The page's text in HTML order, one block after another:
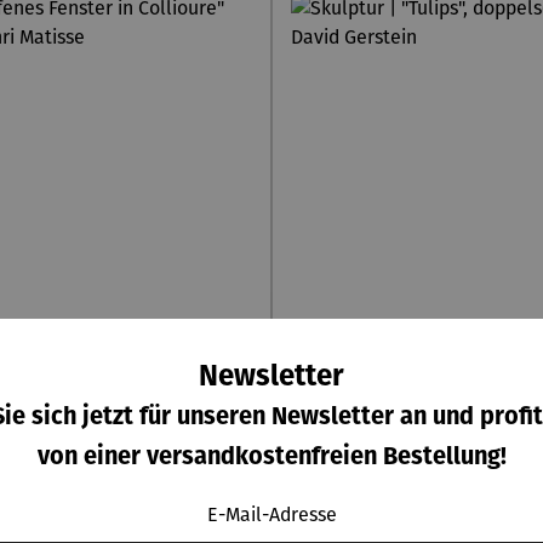
| "Offenes Fenster in
Skulptur |
Newsletter
sich jetzt für unseren Newsletter an und
von einer versandkostenfreien Bestellung!
E-Mail-Adresse